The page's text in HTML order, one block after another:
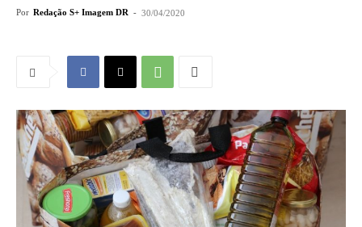
Por Redação S+ Imagem DR - 30/04/2020